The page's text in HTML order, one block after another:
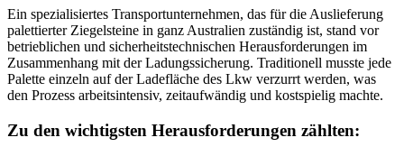
Ein spezialisiertes Transportunternehmen, das für die Auslieferung
palettierter Ziegelsteine in ganz Australien zuständig ist, stand vor
betrieblichen und sicherheitstechnischen Herausforderungen im
Zusammenhang mit der Ladungssicherung. Traditionell musste jede
Palette einzeln auf der Ladefläche des Lkw verzurrt werden, was
den Prozess arbeitsintensiv, zeitaufwändig und kostspielig machte.
Zu den wichtigsten Herausforderungen zählten: